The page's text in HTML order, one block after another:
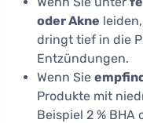
oder Akne
dringt tief in die
Entzündungen.
Wenn Sie
Produkte mit
Beispiel 2 % BHA